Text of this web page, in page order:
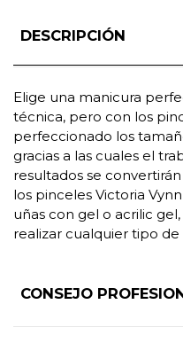
DESCRIPCIÓN
Elige una manicura
técnica, pero con los
perfeccionado los
gracias a las cuales el
resultados se
los pinceles Victoria
uñas con gel o acrilic
realizar cualquier tipo de
CONSEJO